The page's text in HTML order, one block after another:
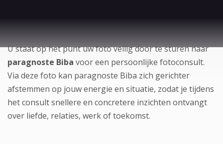
U staat op het punt uw foto veilig door te sturen naar
paragnoste Biba voor een persoonlijke fotoconsult.
Via deze foto kan paragnoste Biba zich gerichter
afstemmen op jouw energie en situatie, zodat je tijdens
het consult snellere en concretere inzichten ontvangt
over liefde, relaties, werk of toekomst.